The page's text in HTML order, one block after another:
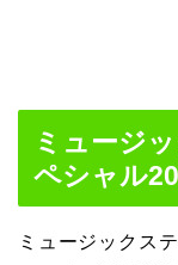
ミュージ
ペシャル
ミュージックス